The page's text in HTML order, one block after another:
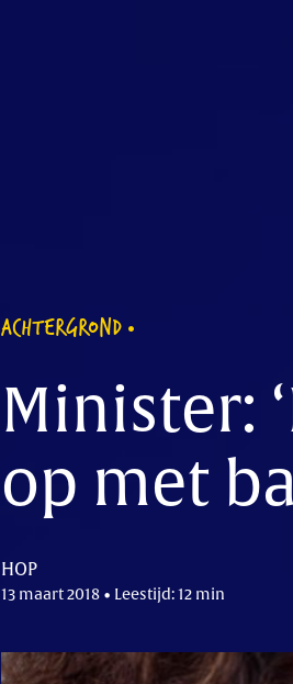
ACHTERGROND
Minister:
op met
HOP
13 maart 2018 • Leestijd: 12 min